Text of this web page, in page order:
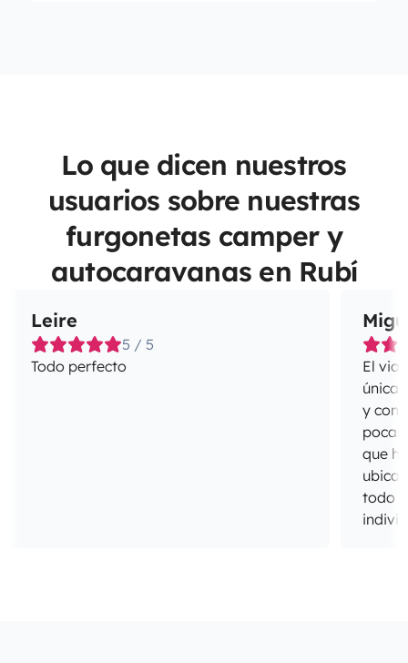
Lo que dicen nuestros
usuarios sobre nuestras
furgonetas camper y
autocaravanas en Rubí
Leire
5 / 5
Todo perfecto
El
y
que
todo